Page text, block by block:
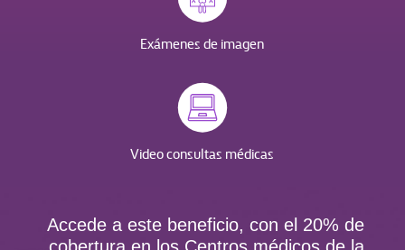
Exámenes de imagen
Video consultas médicas
Accede a este beneficio, con el 20% de
cobertura en los Centros médicos de la